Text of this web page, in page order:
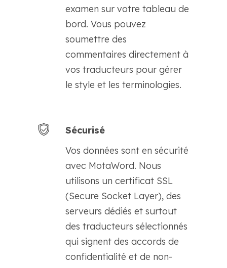
examen sur votre tableau de
bord. Vous pouvez
soumettre des
commentaires directement à
vos traducteurs pour gérer
le style et les terminologies.
Sécurisé
Vos données sont en sécurité
avec MotaWord. Nous
utilisons un certificat SSL
(Secure Socket Layer), des
serveurs dédiés et surtout
des traducteurs sélectionnés
qui signent des accords de
confidentialité et de non-